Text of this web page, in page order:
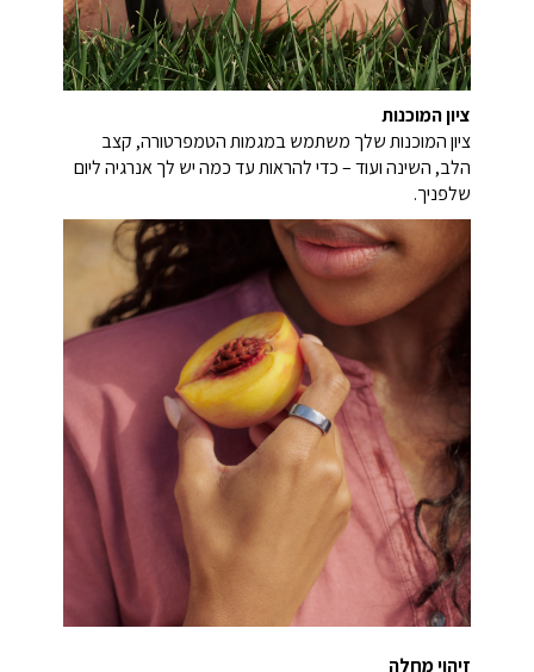
ציון המוכנות
ציון המוכנות שלך משתמש במגמות הטמפרטורה, קצב
הלב, השינה ועוד – כדי להראות עד כמה יש לך אנרגיה ליום
שלפניך.
זיהוי מחלה